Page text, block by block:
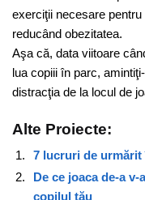
exerciţii necesare
reducând obezitatea.
Aşa că, data viitoare
lua copiii în parc,
distracţia de la locul de
Alte Proiecte:
7 lucruri de
De ce joaca de-a
copilul tău